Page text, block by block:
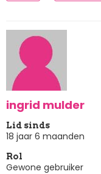
ingrid mulder
Lid sinds
18 jaar 6 maanden
Rol
Gewone gebruiker